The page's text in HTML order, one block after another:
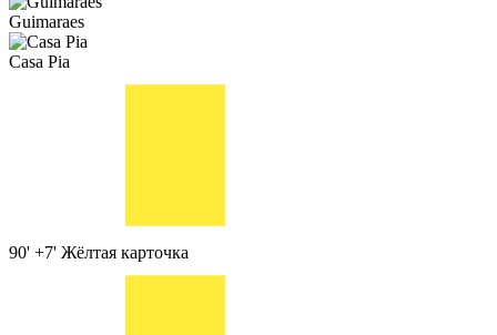
Guimaraes
Casa Pia
90' +7' Жёлтая карточка